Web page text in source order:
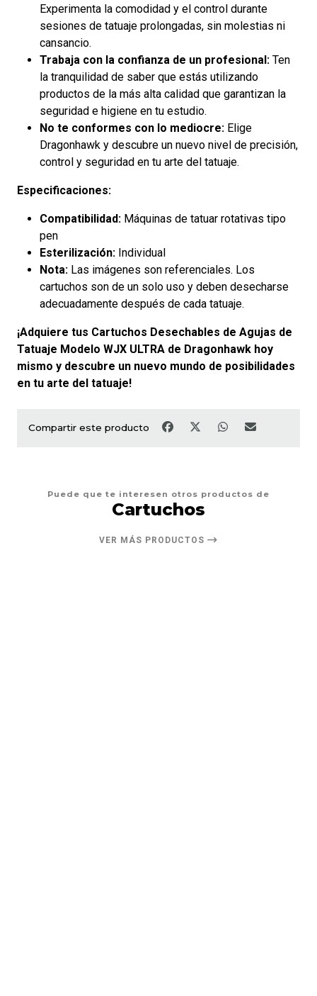
Experimenta la comodidad y el control durante
sesiones de tatuaje prolongadas, sin molestias ni
cansancio.
Trabaja con la confianza de un profesional: Ten
la tranquilidad de saber que estás utilizando
productos de la más alta calidad que garantizan la
seguridad e higiene en tu estudio.
No te conformes con lo mediocre: Elige
Dragonhawk y descubre un nuevo nivel de precisión,
control y seguridad en tu arte del tatuaje.
Especificaciones:
Compatibilidad: Máquinas de tatuar rotativas tipo
pen
Esterilización: Individual
Nota: Las imágenes son referenciales. Los
cartuchos son de un solo uso y deben desecharse
adecuadamente después de cada tatuaje.
¡Adquiere tus Cartuchos Desechables de Agujas de
Tatuaje Modelo WJX ULTRA de Dragonhawk hoy
mismo y descubre un nuevo mundo de posibilidades
en tu arte del tatuaje!
Compartir este producto
Puede que te interesen otros productos de
Cartuchos
VER MÁS PRODUCTOS